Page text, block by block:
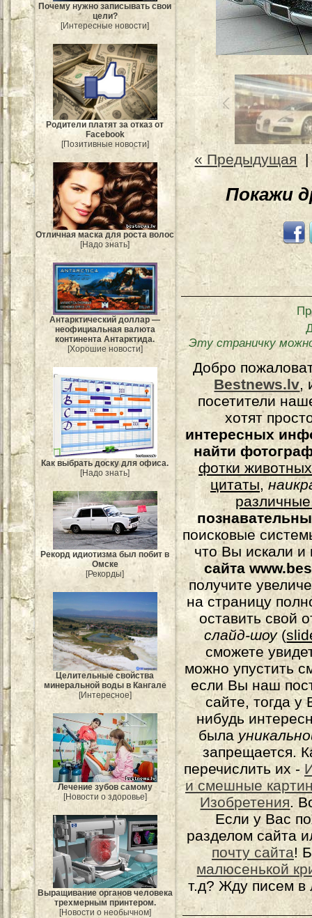
Почему нужно записывать свои
цели?
[Интересные новости]
Родители платят за отказ от
Facebook
[Позитивные новости]
Отличная маска для роста волос
[Надо знать]
Антарктический доллар —
неофициальная валюта
континента Антарктида.
[Хорошие новости]
Как выбрать доску для офиса.
[Надо знать]
Рекорд идиотизма был побит в
Омске
[Рекорды]
Целительные свойства
минеральной воды в Кангале
[Интересное]
Лечение зубов самому
[Новости о здоровье]
Выращивание органов человека
трехмерным принтером.
[Новости о необычном]
« Предыдущая
Покажи
Эту страничку
Добро
Bestnews.lv,
посетители
хотят
интересных
найти
фотки животных
цитаты,
поисковые
что Вы искали и
сайта
получите
на страницу
оставить свой
слайд-шоу(
сможете
можно упустить
если Вы наш
сайте, тогда у
нибудь
была
запрещается.
перечислить их -
и смешные
Изобретения.
Если у Вас
разделом сайта
почту сайта!
малюсенькой
т.д? Жду писем в